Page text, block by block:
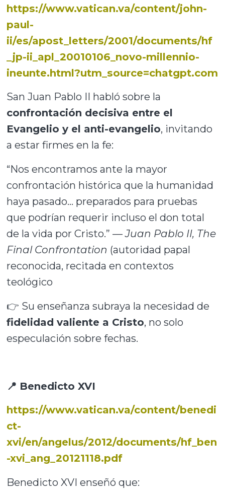
https://www.vatican.va/content/john-
paul-
ii/es/apost_letters/2001/documents/hf
_jp-ii_apl_20010106_novo-millennio-
ineunte.html?utm_source=chatgpt.com
San Juan Pablo II habló sobre la
confrontación decisiva entre el
Evangelio y el anti-evangelio, invitando
a estar firmes en la fe:
“Nos encontramos ante la mayor
confrontación histórica que la humanidad
haya pasado… preparados para pruebas
que podrían requerir incluso el don total
de la vida por Cristo.” —Juan Pablo II, The
Final Confrontation (autoridad papal
reconocida, recitada en contextos
teológico
👉 Su enseñanza subraya la necesidad de
fidelidad valiente a Cristo, no solo
especulación sobre fechas.
📍 Benedicto XVI
https://www.vatican.va/content/benedi
ct-
xvi/en/angelus/2012/documents/hf_ben
-xvi_ang_20121118.pdf
Benedicto XVI enseñó que: